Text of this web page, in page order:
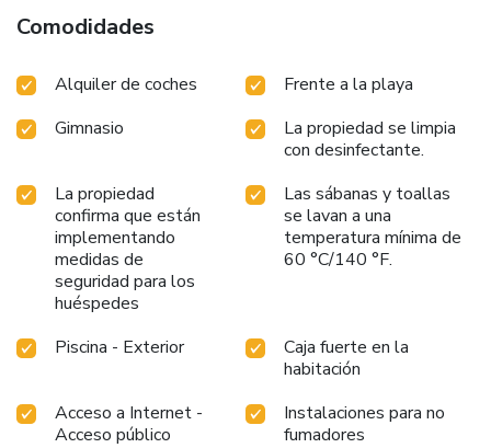
Comodidades
Alquiler de coches
Frente a la playa
Gimnasio
La propiedad se limpia
con desinfectante.
La propiedad
confirma que están
implementando
medidas de
seguridad para los
huéspedes
Las sábanas y toallas
se lavan a una
temperatura mínima de
60 °C/140 °F.
Piscina - Exterior
Caja fuerte en la
habitación
Acceso a Internet -
Acceso público
Instalaciones para no
fumadores